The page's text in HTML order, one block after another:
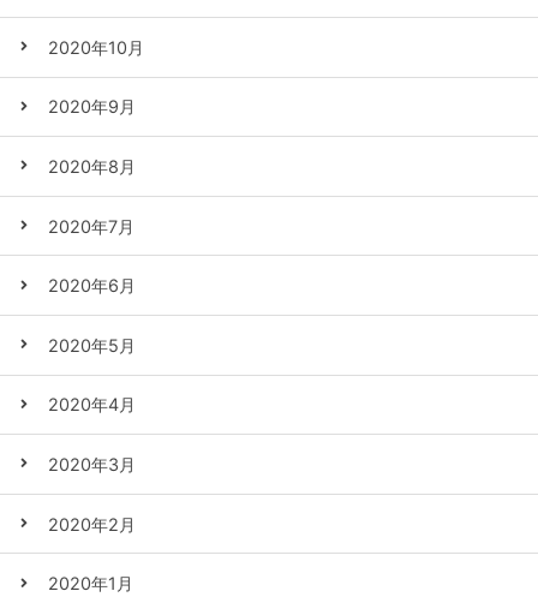
2020年10月
2020年9月
2020年8月
2020年7月
2020年6月
2020年5月
2020年4月
2020年3月
2020年2月
2020年1月